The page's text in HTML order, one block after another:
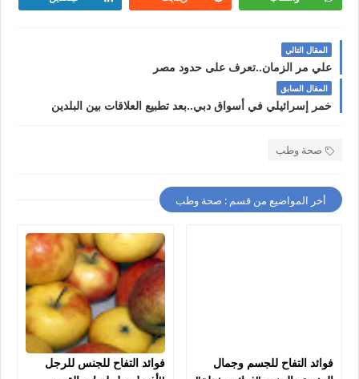
المقال التالي
علي مر الزمان..تعرف على حدود مصر
المقال السابق
خمر إسرائيلي في أسواق دبي..بعد تطبيع العلاقات بين البلدين
صحة وطب
أخر المواضيع من قسم : صحة وطب
فوائد التفاح للجسم وجمال
فوائد التفاح للجنس للرجل